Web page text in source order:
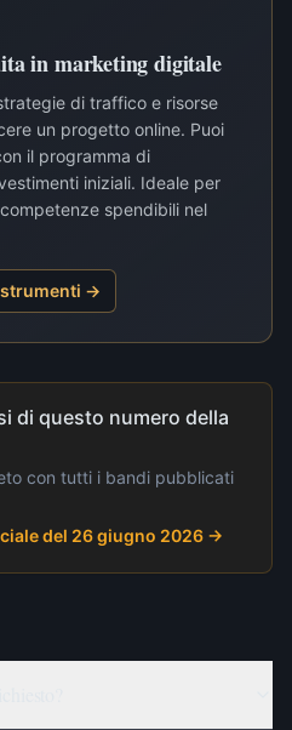
in marketing digitale
di traffico e risorse
un progetto online. Puoi
il programma di
iniziali. Ideale per
spendibili nel
→
di questo numero della
con tutti i bandi pubblicati
del 26 giugno 2026 →